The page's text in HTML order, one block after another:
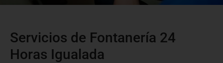
Servicios de Fontanería 24
Horas Igualada